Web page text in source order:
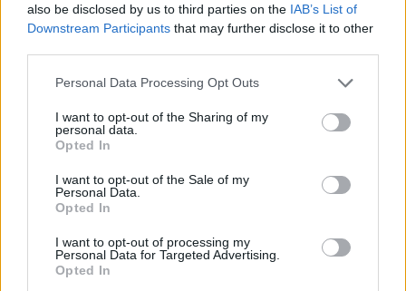
also be disclosed by us to third parties on the IAB’s List of
Downstream Participants that may further disclose it to other
Personal Data Processing Opt Outs
I want to opt-out of the Sharing of my
personal data.
Opted In
I want to opt-out of the Sale of my
Personal Data.
Opted In
I want to opt-out of processing my
Personal Data for Targeted Advertising.
Opted In
Ελλάδα
Παραλύει η χώρα από τη 24ωρη απεργία
ΓΣΕΕ και ΑΔΕΔΥ ενάντια στο νέο εργασιακό
νομοσχέδιο
01.10.25